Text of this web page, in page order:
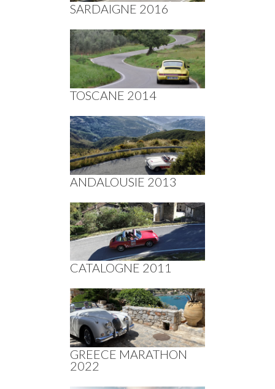
SARDAIGNE 2016
TOSCANE 2014
ANDALOUSIE 2013
CATALOGNE 2011
GREECE MARATHON
2022